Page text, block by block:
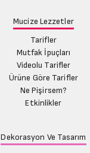
Mucize Lezzetler
Tarifler
Mutfak İpuçları
Videolu Tarifler
Ürüne Göre Tarifler
Ne Pişirsem?
Etkinlikler
Dekorasyon Ve Tasarım